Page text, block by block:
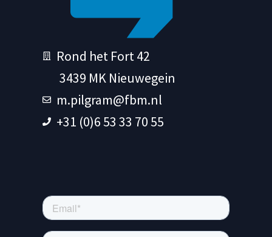
Rond het Fort 42
3439 MK Nieuwegein
m.pilgram@fbm.nl
+31 (0)6 53 33 70 55